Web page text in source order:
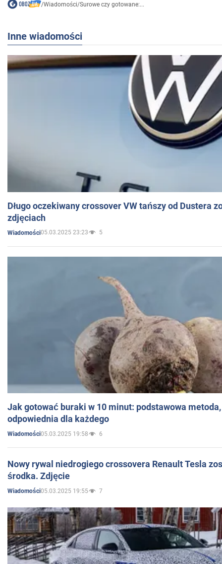
/Wiadomości/Surowe czy gotowane:...
Inne wiadomości
Długo oczekiwany crossover VW tańszy od Dustera
zdjęciach
Wiadomości05.03.2025 23:23 5
Jak gotować buraki w 10 minut: podstawowa
odpowiednia dla każdego
Wiadomości05.03.2025 19:58 6
Nowy rywal niedrogiego crossovera Renault Tesla
środka. Zdjęcie
Wiadomości05.03.2025 19:55 7